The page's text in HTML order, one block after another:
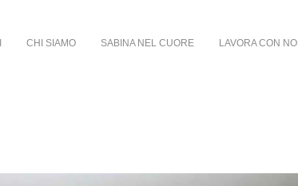
CHI SIAMO SABINA NEL CUORE LAVORA CON NOI